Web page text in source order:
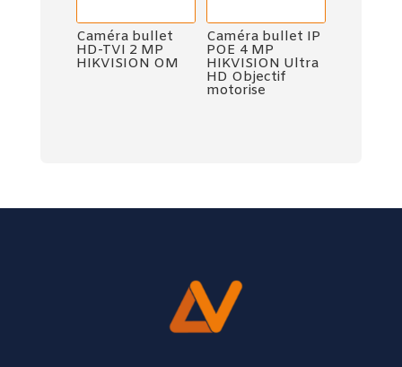
Caméra bullet
HD-TVI 2 MP
HIKVISION OM
Caméra bullet IP
POE 4 MP
HIKVISION Ultra
HD Objectif
motorise